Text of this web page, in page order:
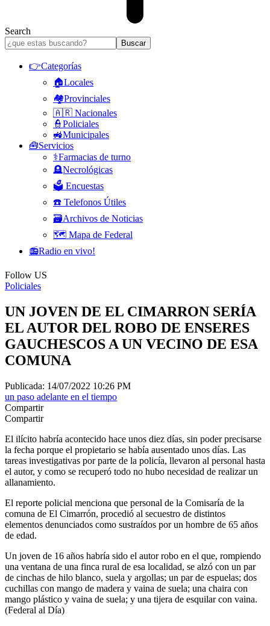
Search
👉Categorías
🏠Locales
🏘️Provinciales
🇦🇷 Nacionales
👮Policiales
🚜Municipales
🧰Servicios
⚕️Farmacias de turno
🪦Necrológicas
🗳️ Encuestas
☎️ Telefonos Útiles
🗃️Archivos de Noticias
🗺️ Mapa de Federal
📻Radio en vivo!
Follow US
Policiales
UN JOVEN DE EL CIMARRON SERÍA
EL AUTOR DEL ROBO DE ENSERES
GAUCHESCOS A UN VECINO DE ESA
COMUNA
Publicada: 14/07/2022 10:26 PM
un paso adelante en el tiempo
Compartir
Compartir
El ilícito habría acontecido hace unos diez días, sin poder precisarse
la fecha porque el propietario se había ausentado unos días. Las
tareas investigativas por parte de la policía, llevaron al personal hasta
el autor, y como se recuperó todo no hubo necesidad de realizar un
allanamiento.
El reporte policial menciona que personal de la Comisaría de la
comuna de El Cimarrón, procedió al secuestro de distintos
elementos denunciados como sustraídos por un hombre de 65 años
de edad.
Un joven de 16 años habría sido el autor robo en el que, rompiendo
una ventana de una finca rural de esa localidad, se alzó con un par
de cinchas de hilo blanco, suela y argollas; un par de espuelas; dos
cuchillas con mango de madera y vaina de suela; una chaira con
mango plástico y vaina de suela; y una tijera de esquilar con vaina.
(Federal al Día)